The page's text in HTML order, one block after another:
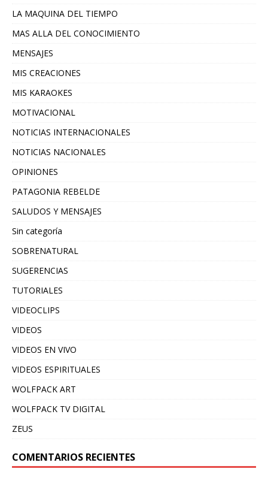
LA MAQUINA DEL TIEMPO
MAS ALLA DEL CONOCIMIENTO
MENSAJES
MIS CREACIONES
MIS KARAOKES
MOTIVACIONAL
NOTICIAS INTERNACIONALES
NOTICIAS NACIONALES
OPINIONES
PATAGONIA REBELDE
SALUDOS Y MENSAJES
Sin categoría
SOBRENATURAL
SUGERENCIAS
TUTORIALES
VIDEOCLIPS
VIDEOS
VIDEOS EN VIVO
VIDEOS ESPIRITUALES
WOLFPACK ART
WOLFPACK TV DIGITAL
ZEUS
COMENTARIOS RECIENTES